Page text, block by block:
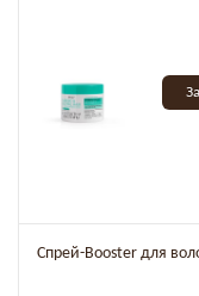
Спрей-Booster для